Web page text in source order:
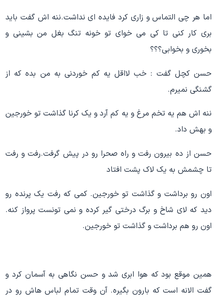
اما هر چی التماس و زاری کرد فایده ای نداشت.ننه اش گفت باید
بری کار کنی تا کی می خوای تو خونه تنگ بغل من بشینی و
بخوری و بخوابی؟؟؟
حسن کچل گفت : خب لااقل یه کم خوردنی به من بده که از
گشنگی نمیرم.
ننه اش هم یه تخم مرغ و یه کم آرد و یک کرنا گذاشت تو خورجین
و بهش داد.
حسن از ده بیرون رفت و راه صحرا رو در پیش گرفت.رفت و رفت
تا چشمش به یک لاک پشت افتاد
اون رو برداشت و گذاشت تو خورجین. کمی که رفت یک پرنده رو
دید که لای شاخ و برگ درختی گیر کرده و نمی تونست پرواز کنه.
اون رو هم برداشت و گذاشت تو خورجین.
همین موقع بود که هوا ابری شد و حسن نگاهی به آسمان کرد و
گفت الانه است که بارون بگیره. آن وقت تمام لباس هاش رو در